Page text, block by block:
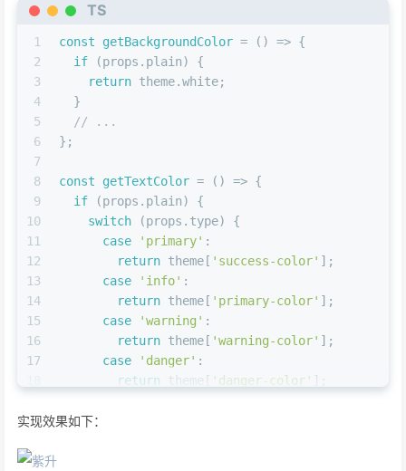
63
64
65
66
    },
  });
return
styles;
TS
1
2
3
4
5
6
7
8
9
10
11
12
13
14
15
16
17
20
22
const getBackgroundColor = ( ) => {
if (props. plain) {
return theme.white;
  }
// ...
};
const getTextColor = ( ) => {
if (props. plain) {
switch (props. type) {
case
'primary' :
return theme[ 'success-color' ];
case
'info' :
return theme[ 'primary-color' ];
case
'warning' :
return theme[ 'warning-color' ];
case
'danger' :
return theme[ 'danger-color' ];
实现效果如下：